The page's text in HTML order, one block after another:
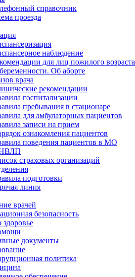
справочник
проезда
наблюдение
для лиц пожилого возраста
Об аборте
врача
рекомендации
госпитализации
пребывания в стационаре
для амбулаторных пациентов
записи на прием
ознакомления пациентов
поведения пациентов в МО
страховых организаций
подготовки
линия
врачей
безопасность
здоровье
документы
политика